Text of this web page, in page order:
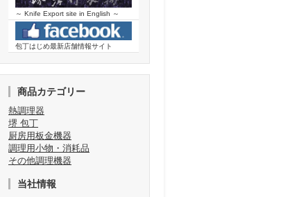
～ Knife Export site in English ～
包丁はじめ最新店舗情報サイト
商品カテゴリー
熱調理器
堺 包丁
厨房用板金機器
調理用小物・消耗品
その他調理機器
当社情報